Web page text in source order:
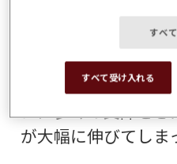
なかったり、欠けて
づきました。そして
滞し、たった1つの
待つことになった
ンに多くの支障を
が大幅に伸びてしま
すべ
すべて受け入れる